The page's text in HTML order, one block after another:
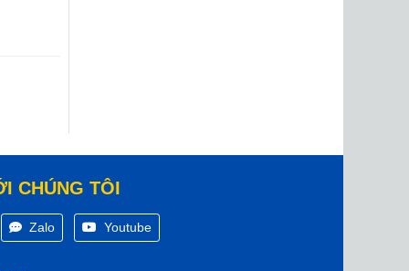
CHÚNG TÔI
Zalo Youtube